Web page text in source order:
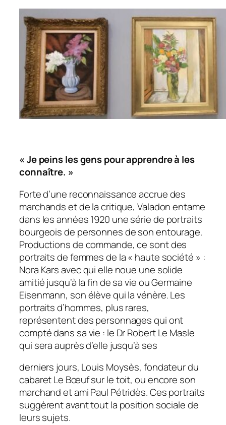
« Je peins les gens pour apprendre à les
connaître. »
Forte d’une reconnaissance accrue des
marchands et de la critique, Valadon entame
dans les années 1920 une série de portraits
bourgeois de personnes de son entourage.
Productions de commande, ce sont des
portraits de femmes de la « haute société » :
Nora Kars avec qui elle noue une solide
amitié jusqu’à la fin de sa vie ou Germaine
Eisenmann, son élève qui la vénère. Les
portraits d’hommes, plus rares,
représentent des personnages qui ont
compté dans sa vie : le Dr Robert Le Masle
qui sera auprès d’elle jusqu’à ses
derniers jours, Louis Moysès, fondateur du
cabaret Le Bœuf sur le toit, ou encore son
marchand et ami Paul Pétridès. Ces portraits
suggèrent avant tout la position sociale de
leurs sujets.